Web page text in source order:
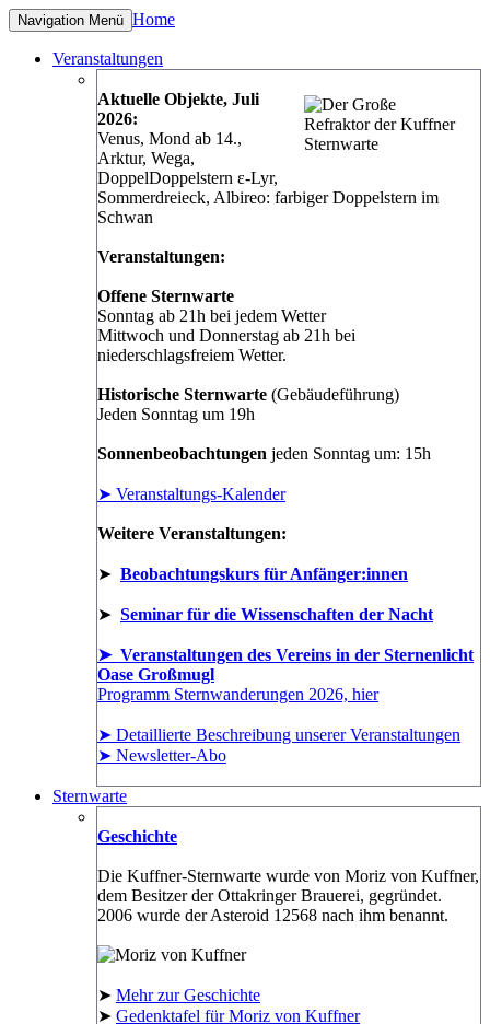
Navigation Menü Home
Veranstaltungen
Aktuelle Objekte, Juli
2026:
Venus, Mond ab 14.,
Arktur, Wega,
DoppelDoppelstern ε-Lyr,
Sommerdreieck, Albireo: farbiger Doppelstern im
Schwan
Veranstaltungen:
Offene Sternwarte
Sonntag ab 21h bei jedem Wetter
Mittwoch und Donnerstag ab 21h bei
niederschlagsfreiem Wetter.
Historische Sternwarte (Gebäudeführung)
Jeden Sonntag um 19h
Sonnenbeobachtungen jeden Sonntag um: 15h
➤ Veranstaltungs-Kalender
Weitere Veranstaltungen:
➤ Beobachtungskurs für Anfänger:innen
➤ Seminar für die Wissenschaften der Nacht
➤ Veranstaltungen des Vereins in der Sternenlicht
Oase Großmugl
Programm Sternwanderungen 2026, hier
➤ Detaillierte Beschreibung unserer Veranstaltungen
➤ Newsletter-Abo
Sternwarte
Geschichte
Die Kuffner-Sternwarte wurde von Moriz von Kuffner,
dem Besitzer der Ottakringer Brauerei, gegründet.
2006 wurde der Asteroid 12568 nach ihm benannt.
➤ Mehr zur Geschichte
➤ Gedenktafel für Moriz von Kuffner